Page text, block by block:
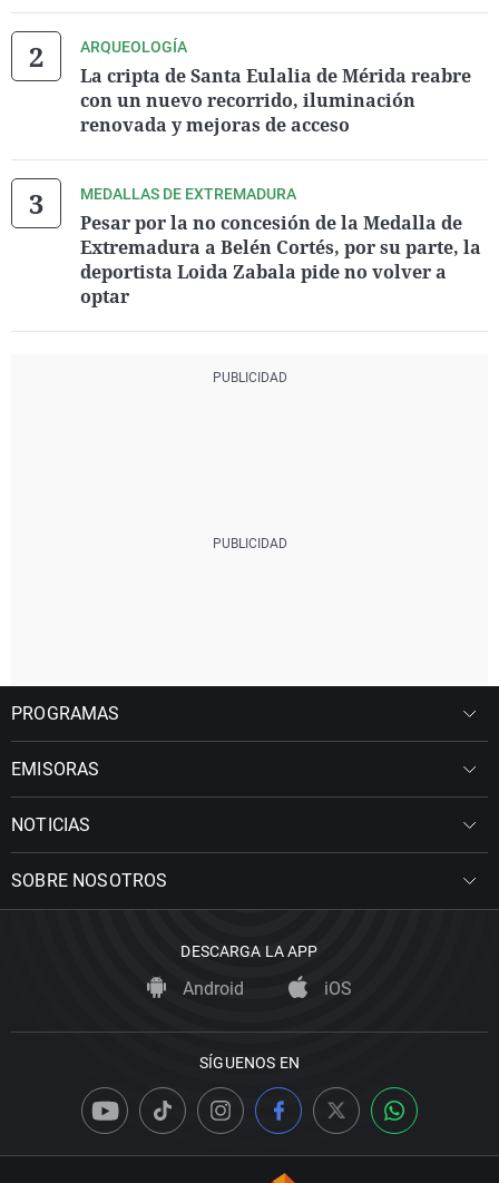
ARQUEOLOGÍA
La cripta de Santa Eulalia de Mérida reabre
con un nuevo recorrido, iluminación
renovada y mejoras de acceso
MEDALLAS DE EXTREMADURA
Pesar por la no concesión de la Medalla de
Extremadura a Belén Cortés, por su parte, la
deportista Loida Zabala pide no volver a
optar
PROGRAMAS
EMISORAS
NOTICIAS
SOBRE NOSOTROS
DESCARGA LA APP
Android iOS
SÍGUENOS EN